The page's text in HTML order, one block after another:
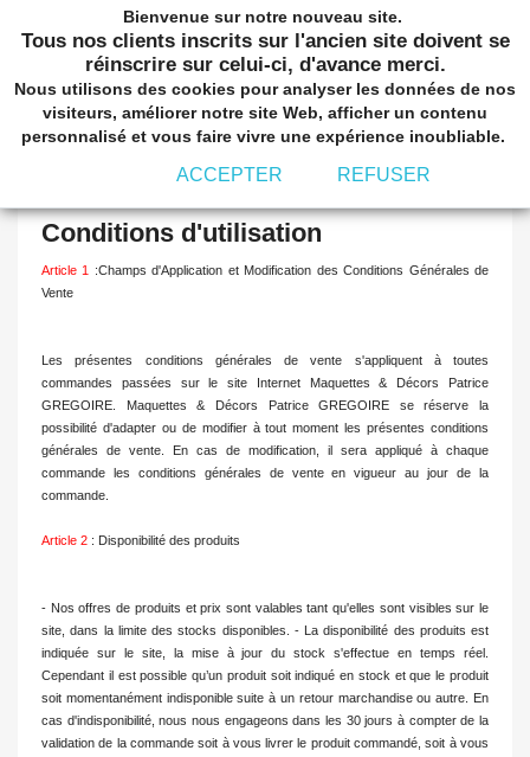
 shopping_cart

Conditions d'utilisation
Conditions d'utilisation
Article 1
:Champs d'Application et Modification des Conditions Générales de
Vente
Les présentes conditions générales de vente s'appliquent à toutes
commandes passées sur le site Internet Maquettes & Décors Patrice
GREGOIRE. Maquettes & Décors Patrice GREGOIRE se réserve la
possibilité d'adapter ou de modifier à tout moment les présentes conditions
générales de vente. En cas de modification, il sera appliqué à chaque
commande les conditions générales de vente en vigueur au jour de la
commande.
Article 2 : Disponibilité des produits
- Nos offres de produits et prix sont valables tant qu'elles sont visibles sur le
site, dans la limite des stocks disponibles. - La disponibilité des produits est
indiquée sur le site, la mise à jour du stock s'effectue en temps réel.
Cependant il est possible qu’un produit soit indiqué en stock et que le produit
soit momentanément indisponible suite à un retour marchandise ou autre. En
cas d'indisponibilité, nous nous engageons dans les 30 jours à compter de la
validation de la commande soit à vous livrer le produit commandé, soit à vous
Bienvenue sur notre nouveau site.
Tous nos clients inscrits sur l'ancien site doivent se
réinscrire sur celui-ci, d'avance merci.
Nous utilisons des cookies pour analyser les données de nos
visiteurs, améliorer notre site Web, afficher un contenu
personnalisé et vous faire vivre une expérience inoubliable.
ACCEPTER REFUSER